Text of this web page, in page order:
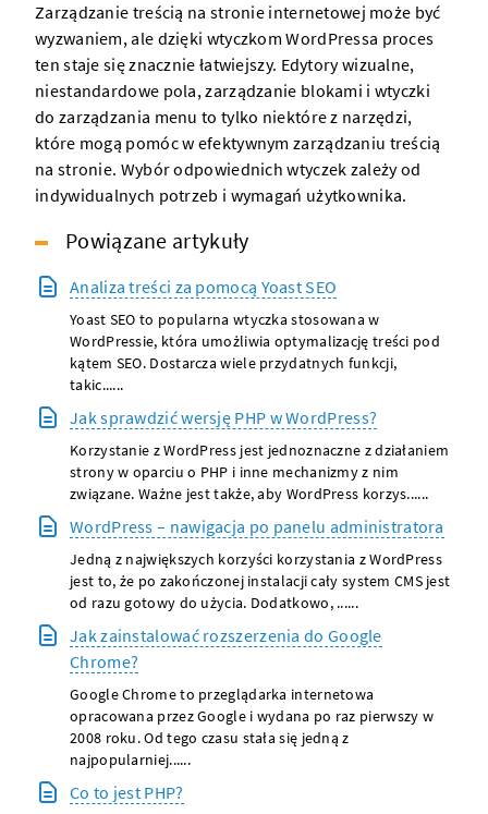
Zarządzanie treścią na stronie internetowej może być
wyzwaniem, ale dzięki wtyczkom WordPressa proces
ten staje się znacznie łatwiejszy. Edytory wizualne,
niestandardowe pola, zarządzanie blokami i wtyczki
do zarządzania menu to tylko niektóre z narzędzi,
które mogą pomóc w efektywnym zarządzaniu treścią
na stronie. Wybór odpowiednich wtyczek zależy od
indywidualnych potrzeb i wymagań użytkownika.
Powiązane artykuły
Analiza treści za pomocą Yoast SEO
Yoast SEO to popularna wtyczka stosowana w
WordPressie, która umożliwia optymalizację treści pod
kątem SEO. Dostarcza wiele przydatnych funkcji,
takic......
Jak sprawdzić wersję PHP w WordPress?
Korzystanie z WordPress jest jednoznaczne z działaniem
strony w oparciu o PHP i inne mechanizmy z nim
związane. Ważne jest także, aby WordPress korzys......
WordPress – nawigacja po panelu administratora
Jedną z największych korzyści korzystania z WordPress
jest to, że po zakończonej instalacji cały system CMS jest
od razu gotowy do użycia. Dodatkowo, ......
Jak zainstalować rozszerzenia do Google
Chrome?
Google Chrome to przeglądarka internetowa
opracowana przez Google i wydana po raz pierwszy w
2008 roku. Od tego czasu stała się jedną z
najpopularniej......
Co to jest PHP?